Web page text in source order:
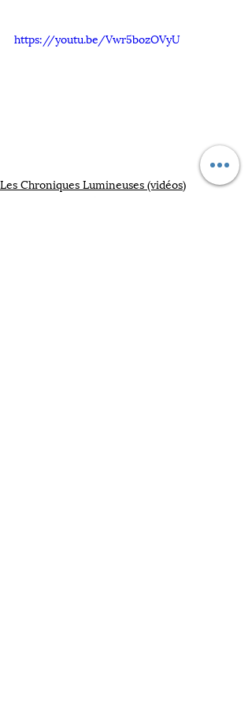
https://youtu.be/Vwr5bozOVyU
Les Chroniques Lumineuses (vidéos)